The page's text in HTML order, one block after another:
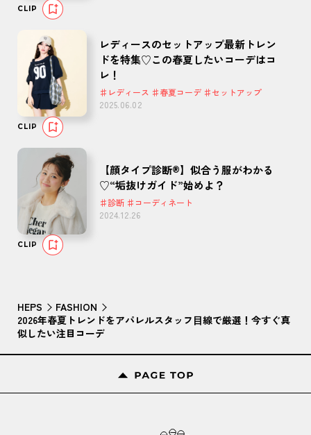
CLIP
レディースのセットアップ最新トレン
ドを特集♡この春夏したいコーデはコ
レ！
♯レディース ♯春夏コーデ ♯セットアップ
2025.06.02
CLIP
【顔タイプ診断®】似合う服がわかる
♡“垢抜けガイド”始めよ？
♯診断 ♯コーディネート
2024.12.26
CLIP
HEPS
FASHION
2026年春夏トレンドをアパレルスタッフ⽬線で厳選！今すぐ真
似したい注目コーデ